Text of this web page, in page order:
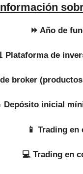
⏩ Año de
Plataforma de
broker
Depósito inicial
📱 Trading
💻 Trading en